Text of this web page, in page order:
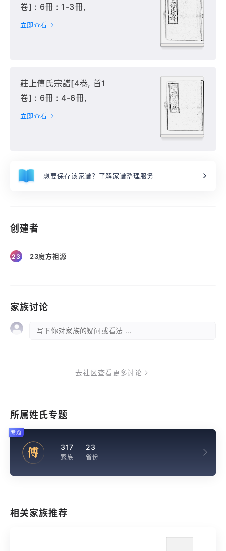
卷] : 6冊 : 1-3冊,
立即查看
莊上傅氏宗譜[4卷, 首1
卷] : 6冊 : 4-6冊,
立即查看
想要保存该家谱？了解家谱整理服务
创建者
23 23魔方祖源
家族讨论
写下你对家族的疑问或看法 ...
去社区查看更多讨论
所属姓氏专题
傅 317
家族
23
省份
专题
相关家族推荐